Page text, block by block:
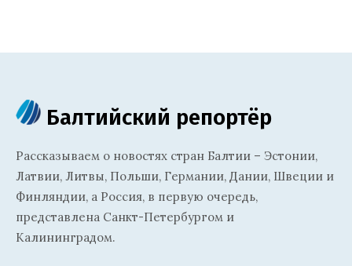
Балтийский репортёр
Рассказываем о новостях стран Балтии – Эстонии,
Латвии, Литвы, Польши, Германии, Дании, Швеции и
Финляндии, а Россия, в первую очередь,
представлена Санкт-Петербургом и
Калининградом.